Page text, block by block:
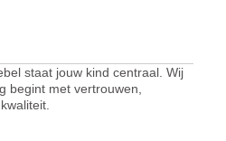
staat jouw kind centraal. Wij
begint met vertrouwen,